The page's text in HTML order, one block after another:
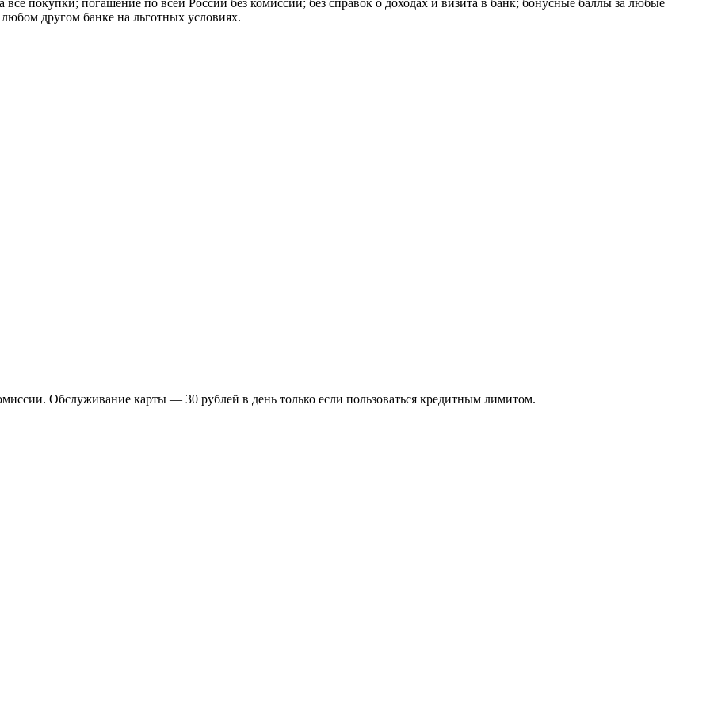
другом банке на льготных условиях.
Обслуживание карты — 30 рублей в день только если пользоваться кредитным лимитом.